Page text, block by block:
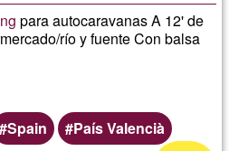
para autocaravanas A 12' de
río y fuente Con balsa
Spain País Valencià